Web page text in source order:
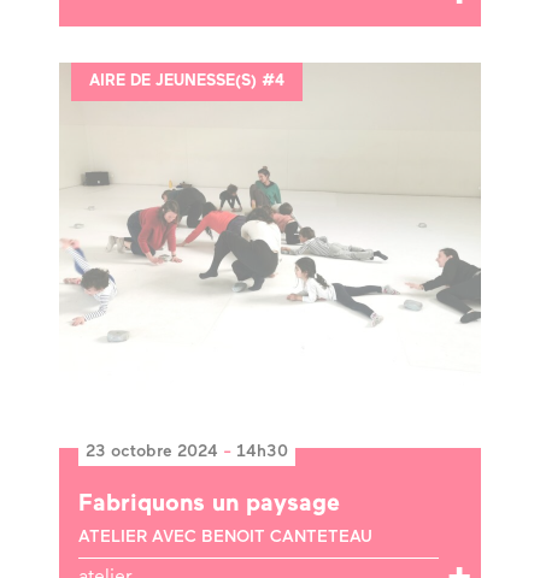
AIRE DE JEUNESSE(S) #4
23 octobre 2024 - 14h30
Fabriquons un paysage
ATELIER AVEC BENOIT CANTETEAU